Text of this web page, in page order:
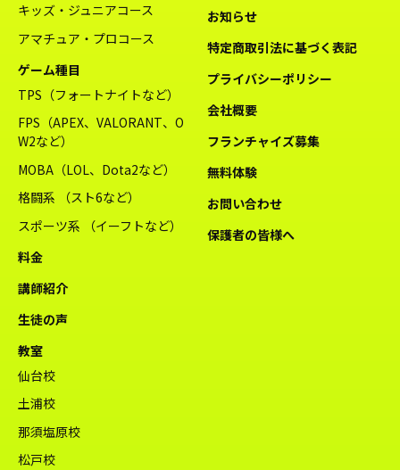
キッズ・ジュニアコース
アマチュア・プロコース
ゲーム種目
TPS（フォートナイトなど）
FPS（APEX、VALORANT、O
W2など）
MOBA（LOL、Dota2など）
格闘系 （スト6など）
スポーツ系 （イーフトなど）
料金
講師紹介
生徒の声
教室
仙台校
土浦校
那須塩原校
松戸校
お知らせ
特定商取引法に基づく表記
プライバシーポリシー
会社概要
フランチャイズ募集
無料体験
お問い合わせ
保護者の皆様へ